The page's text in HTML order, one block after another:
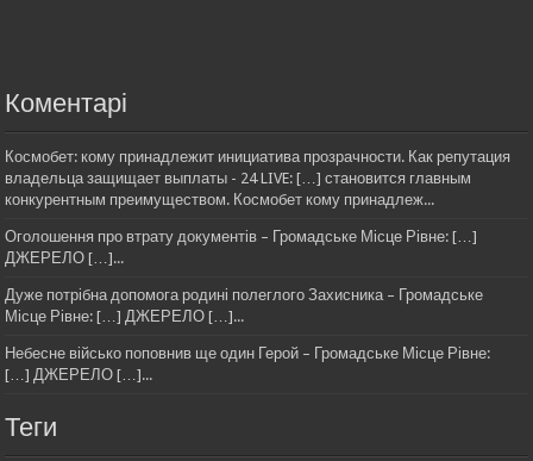
Коментарі
Космобет: кому принадлежит инициатива прозрачности. Как репутация
владельца защищает выплаты - 24 LIVE: […] становится главным
конкурентным преимуществом. Космобет кому принадлеж...
Оголошення про втрату документів – Громадське Місце Рівне: […]
ДЖЕРЕЛО […]...
Дуже потрібна допомога родині полеглого Захисника – Громадське
Місце Рівне: […] ДЖЕРЕЛО […]...
Небесне військо поповнив ще один Герой – Громадське Місце Рівне:
[…] ДЖЕРЕЛО […]...
Теги